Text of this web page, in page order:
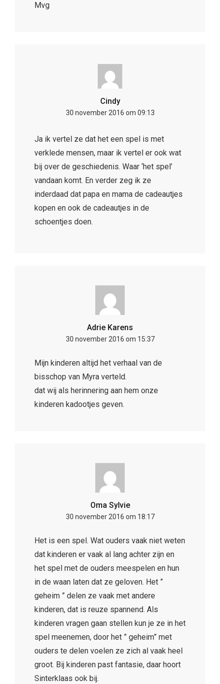
Mvg
Cindy
30 november 2016 om 09:13
Ja ik vertel ze dat het een spel is met
verklede mensen, maar ik vertel er ook wat
bij over de geschiedenis. Waar ‘het spel’
vandaan komt. En verder zeg ik ze
inderdaad dat papa en mama de cadeautjes
kopen en ook de cadeautjes in de
schoentjes doen.
Adrie Karens
30 november 2016 om 15:37
Mijn kinderen altijd het verhaal van de
bisschop van Myra verteld.
dat wij als herinnering aan hem onze
kinderen kadootjes geven.
Oma Sylvie
30 november 2016 om 18:17
Het is een spel. Wat ouders vaak niet weten
dat kinderen er vaak al lang achter zijn en
het spel met de ouders meespelen en hun
in de waan laten dat ze geloven. Het ”
geheim ” delen ze vaak met andere
kinderen, dat is reuze spannend. Als
kinderen vragen gaan stellen kun je ze in het
spel meenemen, door het ” geheim” met
ouders te delen voelen ze zich al vaak heel
groot. Bij kinderen past fantasie, daar hoort
Sinterklaas ook bij.